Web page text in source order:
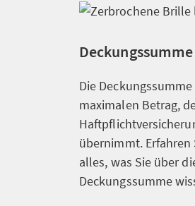
Die
maximalen Betrag,
übernimmt.
alles, was Sie über
Deckungssumme